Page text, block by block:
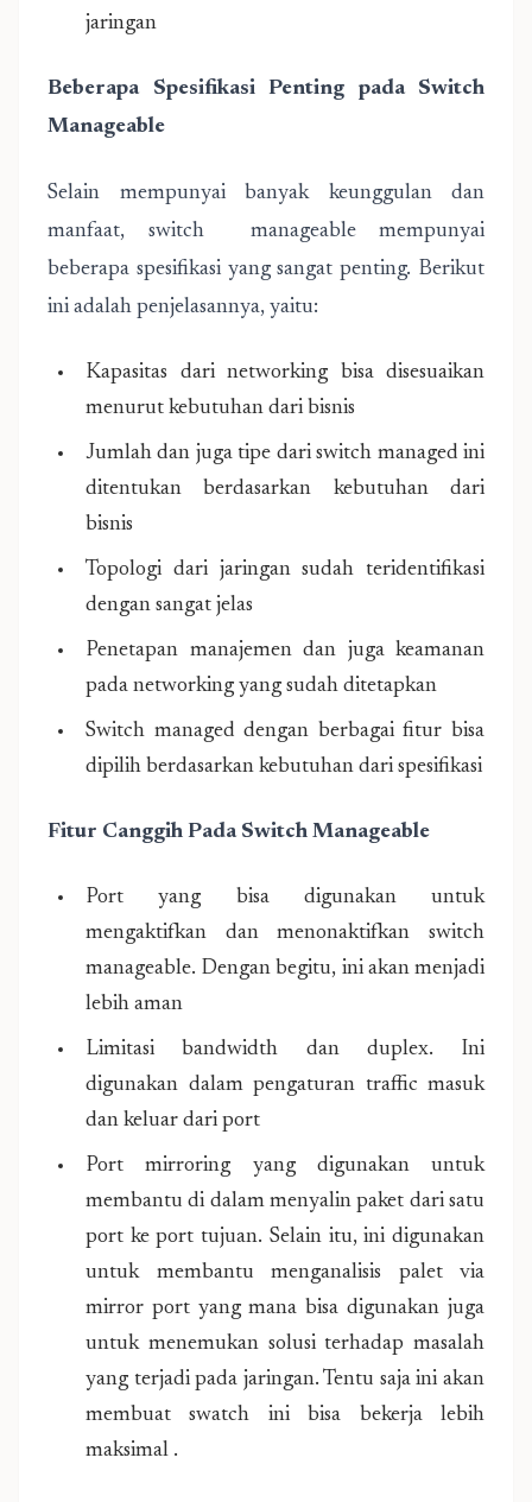
jaringan
Beberapa Spesifikasi Penting pada Switch
Manageable
Selain mempunyai banyak keunggulan dan
manfaat, switch manageable mempunyai
beberapa spesifikasi yang sangat penting. Berikut
ini adalah penjelasannya, yaitu:
Kapasitas dari networking bisa disesuaikan
menurut kebutuhan dari bisnis
Jumlah dan juga tipe dari switch managed ini
ditentukan berdasarkan kebutuhan dari
bisnis
Topologi dari jaringan sudah teridentifikasi
dengan sangat jelas
Penetapan manajemen dan juga keamanan
pada networking yang sudah ditetapkan
Switch managed dengan berbagai fitur bisa
dipilih berdasarkan kebutuhan dari spesifikasi
Fitur Canggih Pada Switch Manageable
Port yang bisa digunakan untuk
mengaktifkan dan menonaktifkan switch
manageable. Dengan begitu, ini akan menjadi
lebih aman
Limitasi bandwidth dan duplex. Ini
digunakan dalam pengaturan traffic masuk
dan keluar dari port
Port mirroring yang digunakan untuk
membantu di dalam menyalin paket dari satu
port ke port tujuan. Selain itu, ini digunakan
untuk membantu menganalisis palet via
mirror port yang mana bisa digunakan juga
untuk menemukan solusi terhadap masalah
yang terjadi pada jaringan. Tentu saja ini akan
membuat swatch ini bisa bekerja lebih
maksimal .